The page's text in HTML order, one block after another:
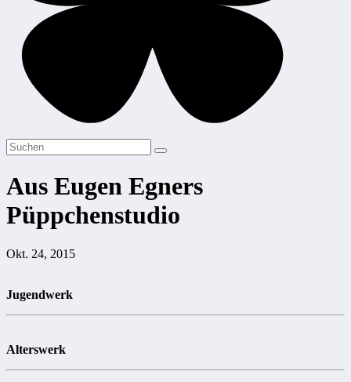
Aus Eugen Egners
Püppchenstudio
Okt. 24, 2015
Jugendwerk
Alterswerk